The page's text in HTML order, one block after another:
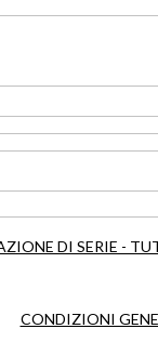
DI SERIE -
CONDIZIONI